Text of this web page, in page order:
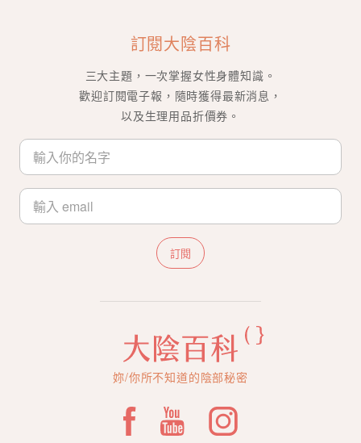
訂閱大陰百科
三大主題，一次掌握女性身體知識。
歡迎訂閱電子報，隨時獲得最新消息，
以及生理用品折價券。
訂閱
妳/你所不知道的陰部秘密